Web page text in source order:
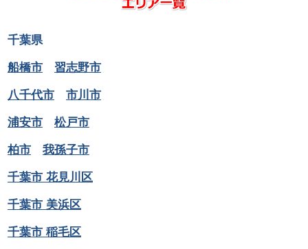
千葉県
船橋市 習志野市
八千代市 市川市
浦安市 松戸市
柏市 我孫子市
千葉市 花見川区
千葉市 美浜区
千葉市 稲毛区